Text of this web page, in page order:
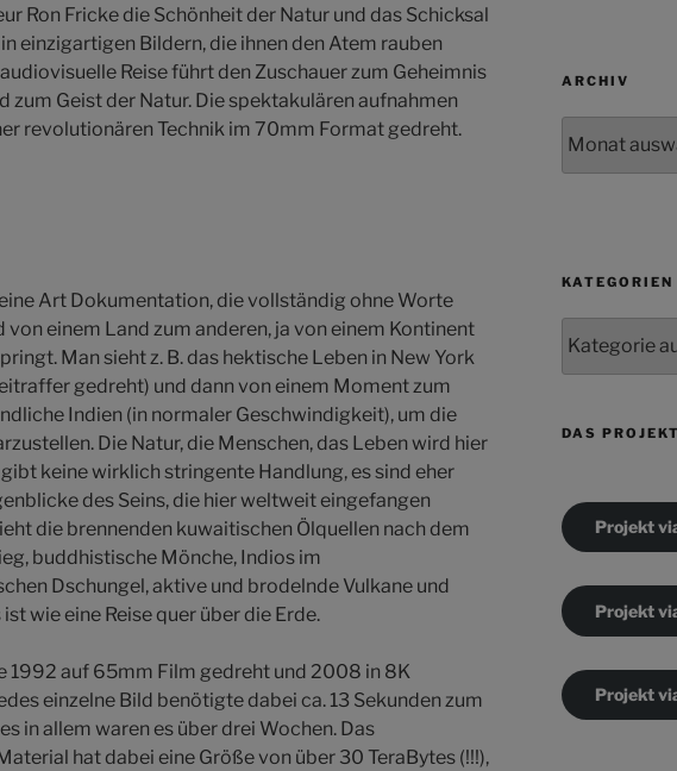
Ron Fricke die Schönheit der Natur und das Schicksal
einzigartigen Bildern, die ihnen den Atem rauben
Reise führt den Zuschauer zum Geheimnis
zum Geist der Natur. Die spektakulären aufnahmen
revolutionären Technik im 70mm Format gedreht.
Art Dokumentation, die vollständig ohne Worte
einem Land zum anderen, ja von einem Kontinent
Man sieht z. B. das hektische Leben in New York
gedreht) und dann von einem Moment zum
Indien (in normaler Geschwindigkeit), um die
Die Natur, die Menschen, das Leben wird hier
keine wirklich stringente Handlung, es sind eher
des Seins, die hier weltweit eingefangen
die brennenden kuwaitischen Ölquellen nach dem
buddhistische Mönche, Indios im
Dschungel, aktive und brodelnde Vulkane und
ist wie eine Reise quer über die Erde.
1992 auf 65mm Film gedreht und 2008 in 8K
einzelne Bild benötigte dabei ca. 13 Sekunden zum
in allem waren es über drei Wochen. Das
hat dabei eine Größe von über 30 TeraBytes (!!!),
ARCHIV
KATEGORIEN
DAS
Projekt
Projekt
Projekt